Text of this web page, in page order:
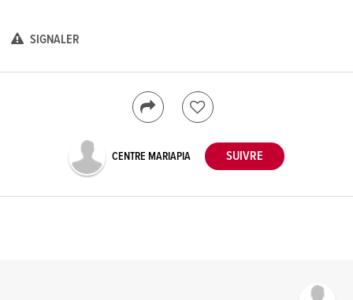
SIGNALER
CENTRE MARIAPIA